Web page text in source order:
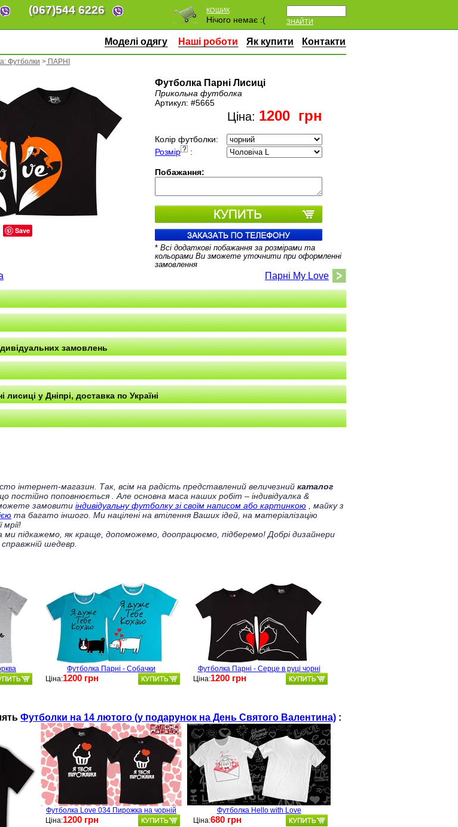
(067)544 6226
ЗНАЙТИ
КОШИК
Нічого немає :(
Моделі одягу Наші роботи Як купити Контакти
Футболки > ПАРНІ
Save
Футболка Парні Лисиці
Прикольна футболка
Артикул: #5665
Ціна: 1200 грн
Колір футболки:
Розмір
:
Побажання:
* Всі додаткові побажання за розмірами та
кольорами Ви зможете уточнити при оформленні
замовлення
Парні My Love
замовлень
у Дніпрі, доставка по Україні
інтернет-магазин. Так, всім на радість представлений величезний каталог
постійно поповнюється
. Але основна маса наших робіт – індивідуалка &
замовити індивідуальну футболку зі своїм написом або картинкою , майку з
та багато іншого. Ми націлені на втілення Ваших ідей, на матеріалізацію
підкажемо, як краще, допоможемо, доопрацюємо, підберемо! Добрі дизайнери
шедевр.
Футболка Парні - Собачки
Ціна:1200 грн
Футболка Парні - Серце в руці чорні
Ціна:1200 грн
Футболки на 14 лютого (у подарунок на День Святого Валентина) :
Футболка Love 034 Пирожка на чорній
Ціна:1200 грн
Футболка Hello with Love
Ціна:680 грн